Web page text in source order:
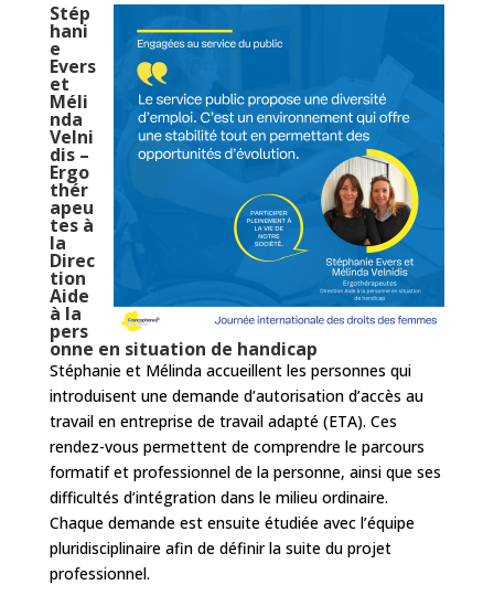
Stép
hani
e
Evers
et
Méli
nda
Velni
dis –
Ergo
thér
apeu
tes à
la
Direc
tion
Aide
à la
pers
onne en situation de handicap
Stéphanie et Mélinda accueillent les personnes qui
introduisent une demande d’autorisation d’accès au
travail en entreprise de travail adapté (ETA). Ces
rendez-vous permettent de comprendre le parcours
formatif et professionnel de la personne, ainsi que ses
difficultés d’intégration dans le milieu ordinaire.
Chaque demande est ensuite étudiée avec l’équipe
pluridisciplinaire afin de définir la suite du projet
professionnel.